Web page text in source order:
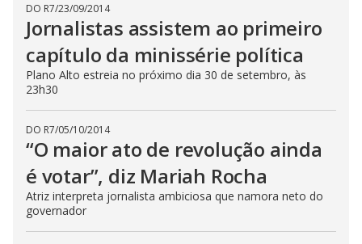
DO R7/23/09/2014
Jornalistas assistem ao primeiro
capítulo da minissérie política
Plano Alto estreia no próximo dia 30 de setembro, às
23h30
DO R7/05/10/2014
“O maior ato de revolução ainda
é votar”, diz Mariah Rocha
Atriz interpreta jornalista ambiciosa que namora neto do
governador